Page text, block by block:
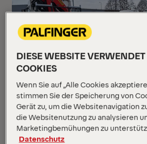
PK 24.001 SLD5
Scania G 420 B6x2*4 NB
DIESE WEBSITE VERWENDET
COOKIES
Wenn Sie auf „Alle Cookies
stimmen Sie der Speicherung von
Gerät zu, um die Websitenavigation
die Websitenutzung zu analysieren
Marketingbemühungen zu
Datenschutz